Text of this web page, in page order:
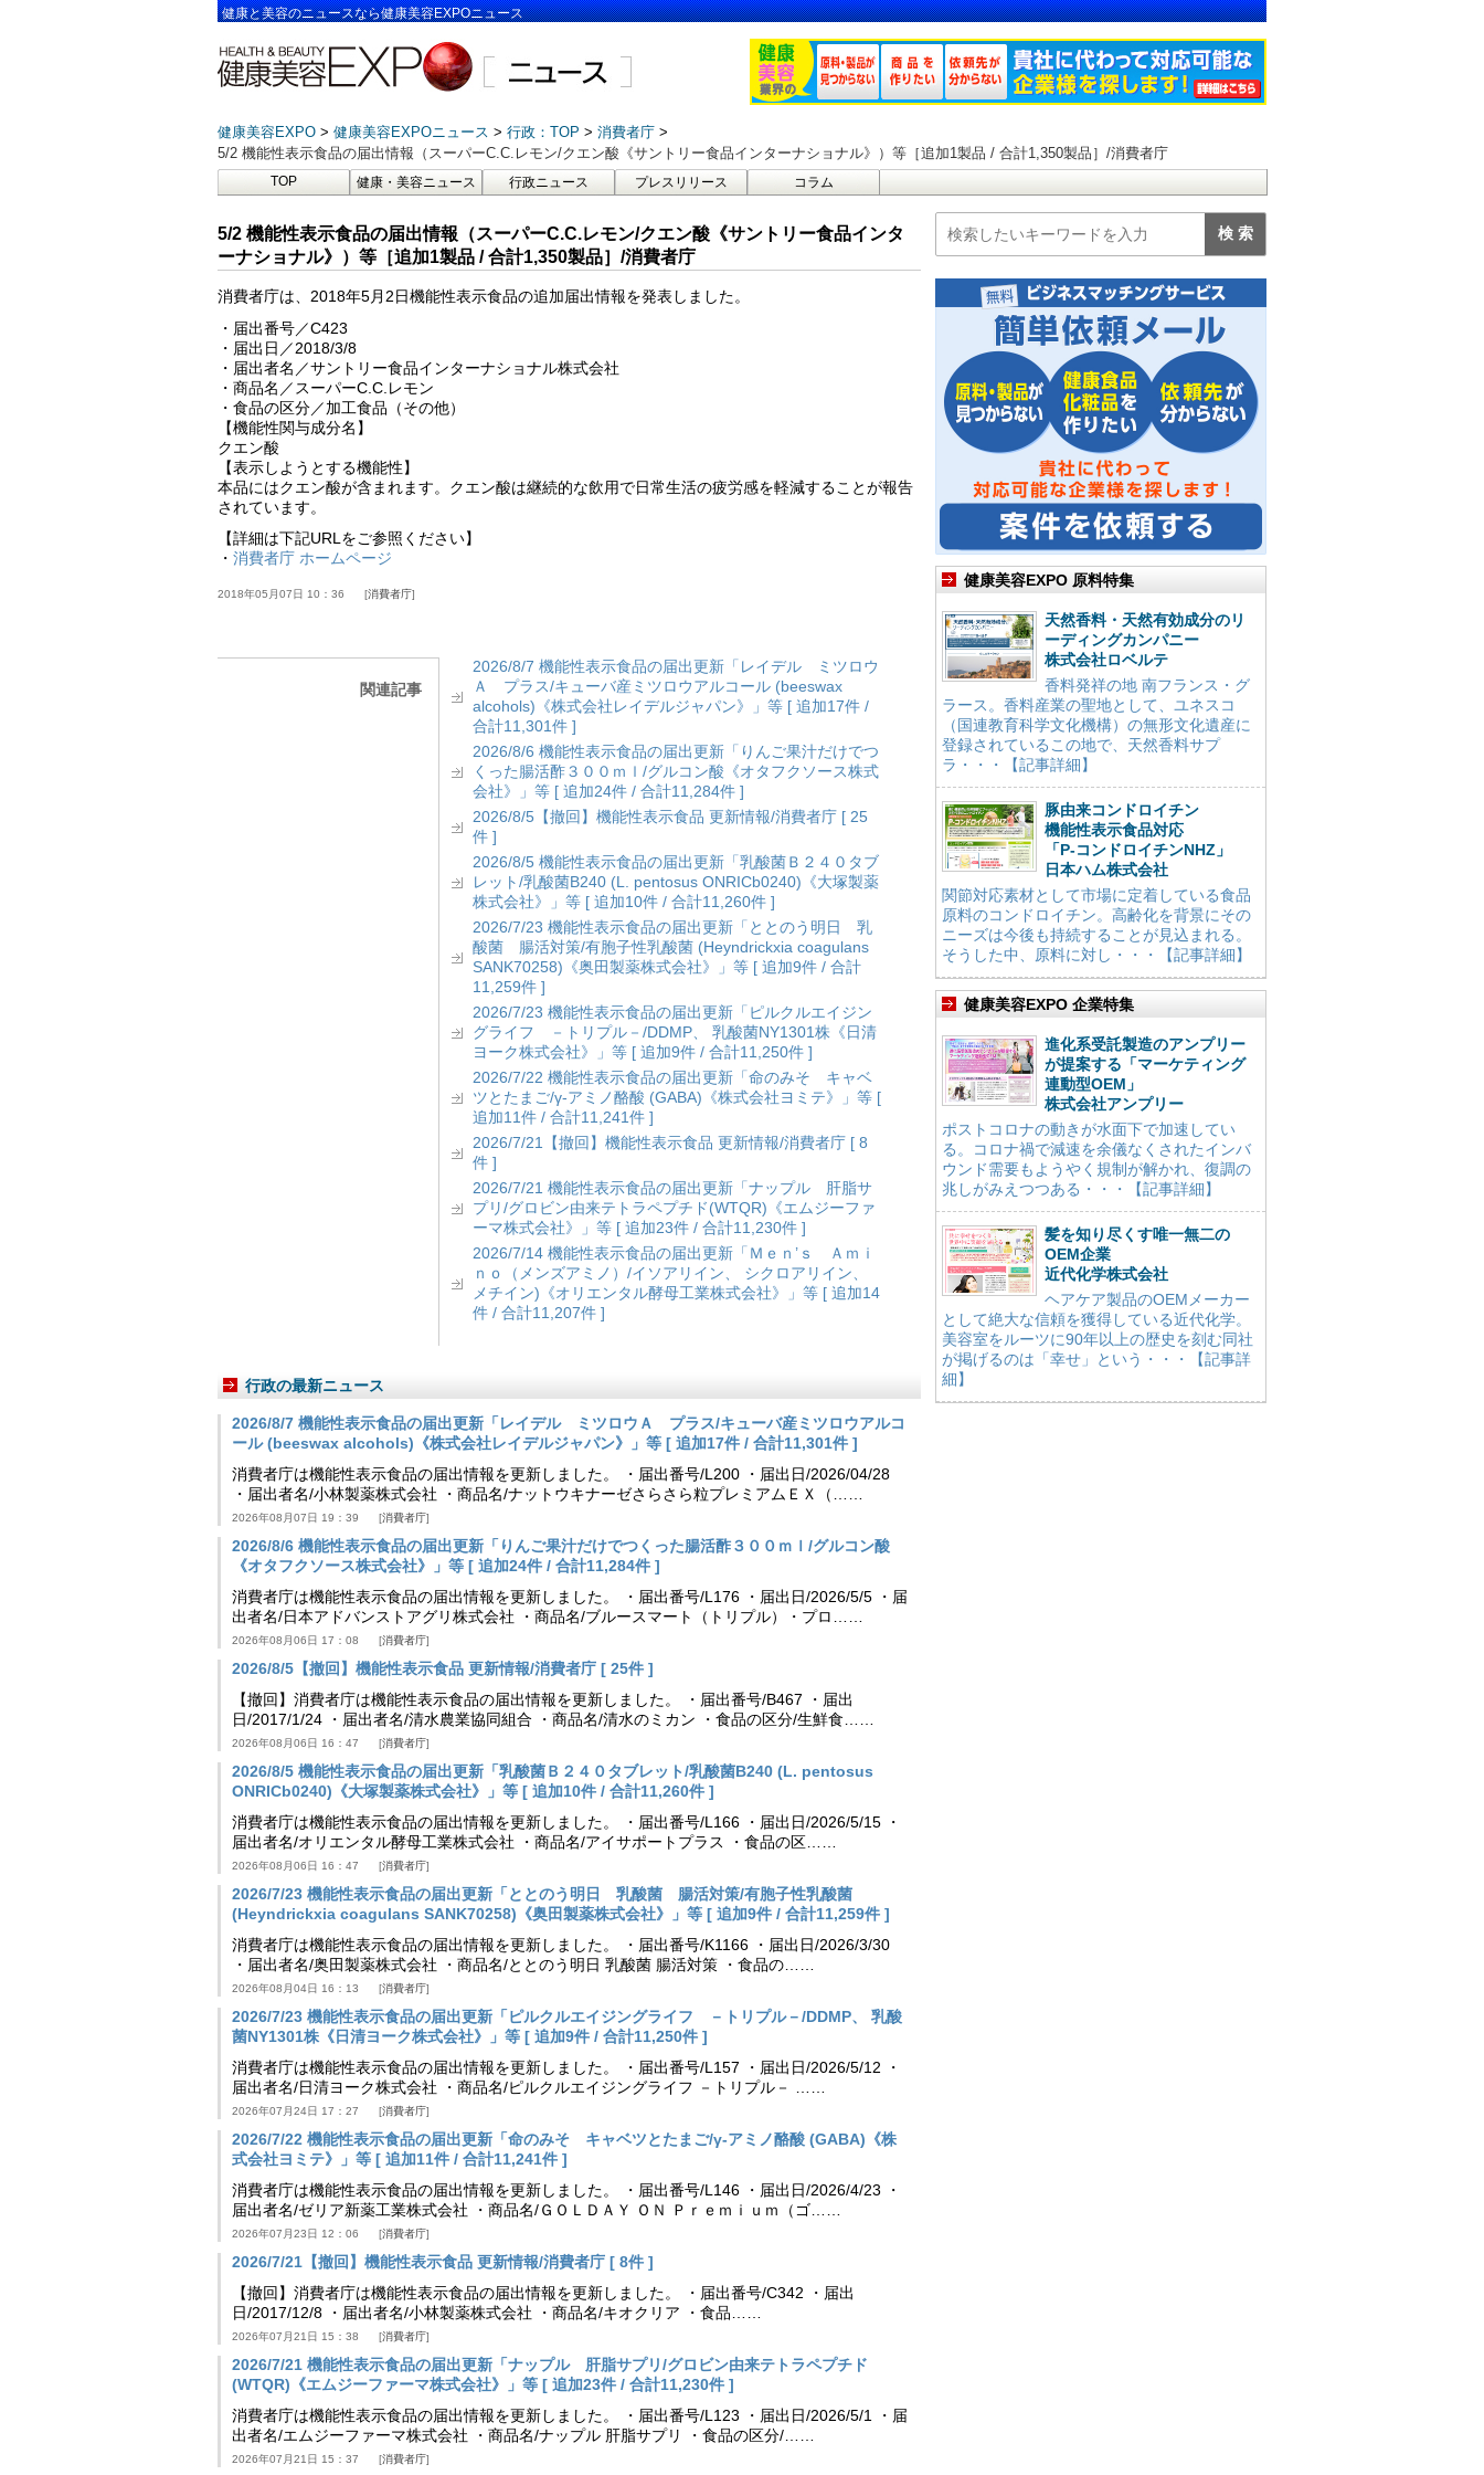
健康と美容のニュースなら健康美容EXPOニュース
健康美容EXPO 健康美容EXPOニュース 行政：TOP
消費者庁
5/2 機能性表示食品の届出情報（スーパーC.C.レモン/クエン酸《サントリー食品インターナショナル》）等［追加1製品 / 合計1,350製品］/消費者庁
TOP 健康・美容ニュース 行政ニュース プレスリリース コラム
5/2 機能性表示食品の届出情報（スーパーC.C.レモン/クエン酸《サントリー食品インタ
ーナショナル》）等［追加1製品 / 合計1,350製品］/消費者庁
消費者庁は、2018年5月2日機能性表示食品の追加届出情報を発表しました。
・届出番号／C423
・届出日／2018/3/8
・届出者名／サントリー食品インターナショナル株式会社
・商品名／スーパーC.C.レモン
・食品の区分／加工食品（その他）
【機能性関与成分名】
クエン酸
【表示しようとする機能性】
本品にはクエン酸が含まれます。クエン酸は継続的な飲用で日常生活の疲労感を軽減することが報告
されています。
【詳細は下記URLをご参照ください】
・ 消費者庁 ホームページ
2018年05月07日 10：36 消費者庁
関連記事
2026/8/7 機能性表示食品の届出更新「レイデル ミツロウ
Ａ プラス/キューバ産ミツロウアルコール (beeswax
alcohols)《株式会社レイデルジャパン》」等 [ 追加17件 /
合計11,301件 ]
2026/8/6 機能性表示食品の届出更新「りんご果汁だけでつ
くった腸活酢３００ｍｌ/グルコン酸《オタフクソース株式
会社》」等 [ 追加24件 / 合計11,284件 ]
2026/8/5【撤回】機能性表示食品 更新情報/消費者庁 [ 25
件 ]
2026/8/5 機能性表示食品の届出更新「乳酸菌Ｂ２４０タブ
レット/乳酸菌B240 (L. pentosus ONRICb0240)《大塚製薬
株式会社》」等 [ 追加10件 / 合計11,260件 ]
2026/7/23 機能性表示食品の届出更新「ととのう明日 乳
酸菌 腸活対策/有胞子性乳酸菌 (Heyndrickxia coagulans
SANK70258)《奥田製薬株式会社》」等 [ 追加9件 / 合計
11,259件 ]
2026/7/23 機能性表示食品の届出更新「ピルクルエイジン
グライフ －トリプル－/DDMP、 乳酸菌NY1301株《日清
ヨーク株式会社》」等 [ 追加9件 / 合計11,250件 ]
2026/7/22 機能性表示食品の届出更新「命のみそ キャベ
ツとたまご/γ-アミノ酪酸 (GABA)《株式会社ヨミテ》」等 [
追加11件 / 合計11,241件 ]
2026/7/21【撤回】機能性表示食品 更新情報/消費者庁 [ 8
件 ]
2026/7/21 機能性表示食品の届出更新「ナップル 肝脂サ
プリ/グロビン由来テトラペプチド(WTQR)《エムジーファ
ーマ株式会社》」等 [ 追加23件 / 合計11,230件 ]
2026/7/14 機能性表示食品の届出更新「Ｍｅｎ’ｓ Ａｍｉ
ｎｏ（メンズアミノ）/イソアリイン、 シクロアリイン、
メチイン)《オリエンタル酵母工業株式会社》」等 [ 追加14
件 / 合計11,207件 ]
行政の最新ニュース
2026/8/7 機能性表示食品の届出更新「レイデル ミツロウＡ プラス/キューバ産ミツロウアルコ
ール (beeswax alcohols)《株式会社レイデルジャパン》」等 [ 追加17件 / 合計11,301件 ]
消費者庁は機能性表示食品の届出情報を更新しました。 ・届出番号/L200 ・届出日/2026/04/28
・届出者名/小林製薬株式会社 ・商品名/ナットウキナーゼさらさら粒プレミアムＥＸ（……
2026年08月07日 19：39 消費者庁
2026/8/6 機能性表示食品の届出更新「りんご果汁だけでつくった腸活酢３００ｍｌ/グルコン酸
《オタフクソース株式会社》」等 [ 追加24件 / 合計11,284件 ]
消費者庁は機能性表示食品の届出情報を更新しました。 ・届出番号/L176 ・届出日/2026/5/5 ・届
出者名/日本アドバンストアグリ株式会社 ・商品名/ブルースマート（トリプル）・プロ……
2026年08月06日 17：08 消費者庁
2026/8/5【撤回】機能性表示食品 更新情報/消費者庁 [ 25件 ]
【撤回】消費者庁は機能性表示食品の届出情報を更新しました。 ・届出番号/B467 ・届出
日/2017/1/24 ・届出者名/清水農業協同組合 ・商品名/清水のミカン ・食品の区分/生鮮食……
2026年08月06日 16：47 消費者庁
2026/8/5 機能性表示食品の届出更新「乳酸菌Ｂ２４０タブレット/乳酸菌B240 (L. pentosus
ONRICb0240)《大塚製薬株式会社》」等 [ 追加10件 / 合計11,260件 ]
消費者庁は機能性表示食品の届出情報を更新しました。 ・届出番号/L166 ・届出日/2026/5/15 ・
届出者名/オリエンタル酵母工業株式会社 ・商品名/アイサポートプラス ・食品の区……
2026年08月06日 16：47 消費者庁
2026/7/23 機能性表示食品の届出更新「ととのう明日 乳酸菌 腸活対策/有胞子性乳酸菌
(Heyndrickxia coagulans SANK70258)《奥田製薬株式会社》」等 [ 追加9件 / 合計11,259件 ]
消費者庁は機能性表示食品の届出情報を更新しました。 ・届出番号/K1166 ・届出日/2026/3/30
・届出者名/奥田製薬株式会社 ・商品名/ととのう明日 乳酸菌 腸活対策 ・食品の……
2026年08月04日 16：13 消費者庁
2026/7/23 機能性表示食品の届出更新「ピルクルエイジングライフ －トリプル－/DDMP、 乳酸
菌NY1301株《日清ヨーク株式会社》」等 [ 追加9件 / 合計11,250件 ]
消費者庁は機能性表示食品の届出情報を更新しました。 ・届出番号/L157 ・届出日/2026/5/12 ・
届出者名/日清ヨーク株式会社 ・商品名/ピルクルエイジングライフ －トリプル－ ……
2026年07月24日 17：27 消費者庁
2026/7/22 機能性表示食品の届出更新「命のみそ キャベツとたまご/γ-アミノ酪酸 (GABA)《株
式会社ヨミテ》」等 [ 追加11件 / 合計11,241件 ]
消費者庁は機能性表示食品の届出情報を更新しました。 ・届出番号/L146 ・届出日/2026/4/23 ・
届出者名/ゼリア新薬工業株式会社 ・商品名/ＧＯＬＤＡＹ ＯＮ Ｐｒｅｍｉｕｍ（ゴ……
2026年07月23日 12：06 消費者庁
2026/7/21【撤回】機能性表示食品 更新情報/消費者庁 [ 8件 ]
【撤回】消費者庁は機能性表示食品の届出情報を更新しました。 ・届出番号/C342 ・届出
日/2017/12/8 ・届出者名/小林製薬株式会社 ・商品名/キオクリア ・食品……
2026年07月21日 15：38 消費者庁
2026/7/21 機能性表示食品の届出更新「ナップル 肝脂サプリ/グロビン由来テトラペプチド
(WTQR)《エムジーファーマ株式会社》」等 [ 追加23件 / 合計11,230件 ]
消費者庁は機能性表示食品の届出情報を更新しました。 ・届出番号/L123 ・届出日/2026/5/1 ・届
出者名/エムジーファーマ株式会社 ・商品名/ナップル 肝脂サプリ ・食品の区分/……
2026年07月21日 15：37 消費者庁
健康美容EXPO 原料特集
天然香料・天然有効成分のリ
ーディングカンパニー
株式会社ロベルテ
香料発祥の地 南フランス・グ
ラース。香料産業の聖地として、ユネスコ
（国連教育科学文化機構）の無形文化遺産に
登録されているこの地で、天然香料サプ
ラ・・・【記事詳細】
豚由来コンドロイチン
機能性表示食品対応
「P-コンドロイチンNHZ」
日本ハム株式会社
関節対応素材として市場に定着している食品
原料のコンドロイチン。高齢化を背景にその
ニーズは今後も持続することが見込まれる。
そうした中、原料に対し・・・【記事詳細】
健康美容EXPO 企業特集
進化系受託製造のアンプリー
が提案する「マーケティング
連動型OEM」
株式会社アンプリー
ポストコロナの動きが水面下で加速してい
る。コロナ禍で減速を余儀なくされたインバ
ウンド需要もようやく規制が解かれ、復調の
兆しがみえつつある・・・【記事詳細】
髪を知り尽くす唯一無二の
OEM企業
近代化学株式会社
ヘアケア製品のOEMメーカー
として絶大な信頼を獲得している近代化学。
美容室をルーツに90年以上の歴史を刻む同社
が掲げるのは「幸せ」という・・・【記事詳
細】